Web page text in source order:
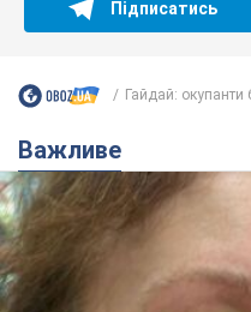
Підписатись
Гайдай: окупанти
Важливе